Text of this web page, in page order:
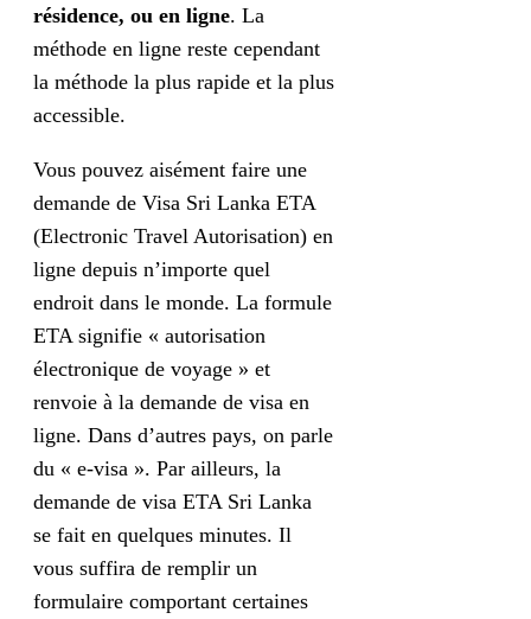
résidence, ou en ligne. La
méthode en ligne reste cependant
la méthode la plus rapide et la plus
accessible.
Vous pouvez aisément faire une
demande de Visa Sri Lanka ETA
(Electronic Travel Autorisation) en
ligne depuis n’importe quel
endroit dans le monde. La formule
ETA signifie « autorisation
électronique de voyage » et
renvoie à la demande de visa en
ligne. Dans d’autres pays, on parle
du « e-visa ». Par ailleurs, la
demande de visa ETA Sri Lanka
se fait en quelques minutes. Il
vous suffira de remplir un
formulaire comportant certaines